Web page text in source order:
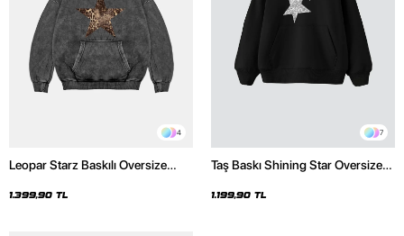
4
Leopar Starz Baskılı Oversize
Hoodie
1.399,90 TL
7
Taş Baskı Shining Star Oversize
1.199,90 TL